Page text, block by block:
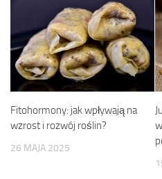
Fitohormony: jak wpływają na
wzrost i rozwój roślin?
26 MAJA 2025